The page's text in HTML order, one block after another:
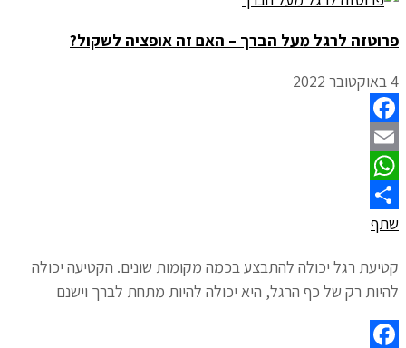
פרוטזה לרגל מעל הברך – האם זה אופציה לשקול?
4 באוקטובר 2022
Facebook
Email
WhatsApp
שתף
קטיעת רגל יכולה להתבצע בכמה מקומות שונים. הקטיעה יכולה
להיות רק של כף הרגל, היא יכולה להיות מתחת לברך וישנם